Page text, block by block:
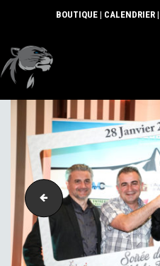
BOUTIQUE | CALENDRIER |
ACTUS
SECTIONS
CLUB
COMMUNAUTÉ
PARTENAIRES
CONTACT
257-2